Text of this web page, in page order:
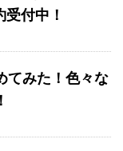
付中！
てみた！色々な